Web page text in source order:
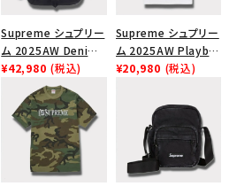
Supreme シュプリー
ム 2025AW Denim
Backpack デニム バ
ックパック ブラック
¥42,980 (税込)
Supreme シュプリー
ム 2025AW Playboi
Carti Tee プレイボ
¥20,980 (税込)